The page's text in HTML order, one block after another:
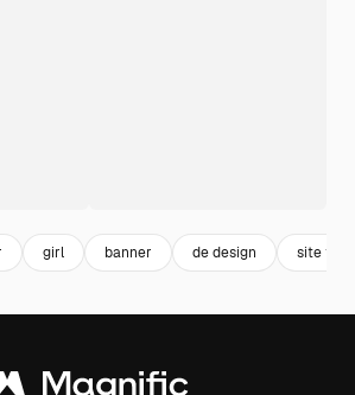
girl banner de design site